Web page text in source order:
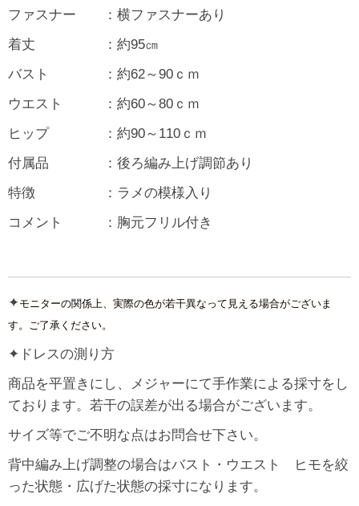
ファスナー ：横ファスナーあり
着丈 ：約95㎝
バスト ：約62～90ｃｍ
ウエスト ：約60～80ｃｍ
ヒップ ：約90～110ｃｍ
付属品 ：後ろ編み上げ調節あり
特徴 ：ラメの模様入り
コメント ：胸元フリル付き
✦モニターの関係上、実際の色が若干異なって見える場合がございま
す。ご了承ください。
✦ドレスの測り方
商品を平置きにし、メジャーにて手作業による採寸をし
ております。若干の誤差が出る場合がございます。
サイズ等でご不明な点はお問合せ下さい。
背中編み上げ調整の場合はバスト・ウエスト ヒモを絞
った状態・広げた状態の採寸になります。